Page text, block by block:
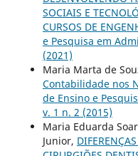
SOCIAIS E
CURSOS DE
e Pesquisa em
(2021)
Maria Marta de
Contabilidade nos
de Ensino e
v. 1 n. 2 (2015)
Maria Eduarda
Junior,